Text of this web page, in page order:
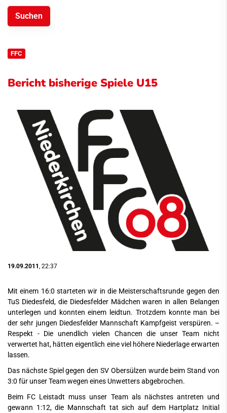
FFC
Bericht bisherige Spiele U15
19.09.2011 , 22:37
Mit einem 16:0 starteten wir in die Meisterschaftsrunde gegen den
TuS Diedesfeld, die Diedesfelder Mädchen waren in allen Belangen
unterlegen und konnten einem leidtun. Trotzdem konnte man bei
der sehr jungen Diedesfelder Mannschaft Kampfgeist verspüren. –
Respekt - Die unendlich vielen Chancen die unser Team nicht
verwertet hat, hätten eigentlich eine viel höhere Niederlage erwarten
lassen.
Das nächste Spiel gegen den SV Obersülzen wurde beim Stand von
3:0 für unser Team wegen eines Unwetters abgebrochen.
Beim FC Leistadt muss unser Team als nächstes antreten und
gewann 1:12, die Mannschaft tat sich auf dem Hartplatz Initial